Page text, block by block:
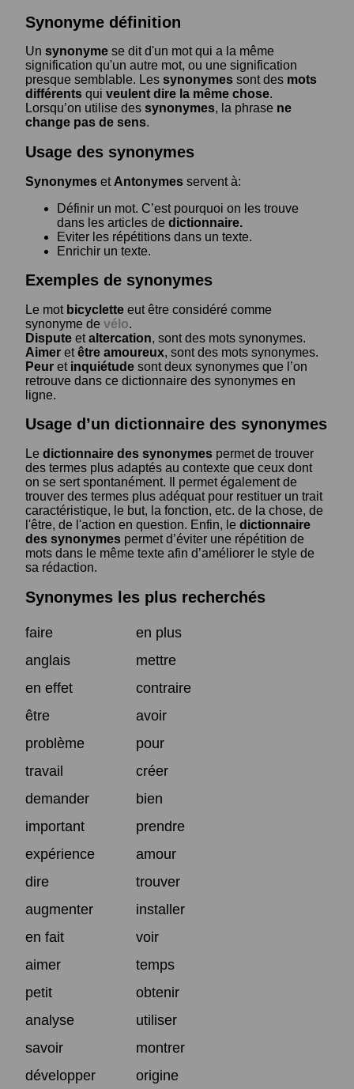
Synonyme définition
Un synonyme se dit d'un mot qui a la même
signification qu'un autre mot, ou une signification
presque semblable. Les synonymes sont des mots
différents qui veulent dire la même chose.
Lorsqu’on utilise des synonymes, la phrase ne
change pas de sens.
Usage des synonymes
Synonymes et Antonymes servent à:
Définir un mot. C’est pourquoi on les trouve
dans les articles de dictionnaire.
Eviter les répétitions dans un texte.
Enrichir un texte.
Exemples de synonymes
Le mot bicyclette eut être considéré comme
synonyme de vélo.
Dispute etaltercation, sont des mots synonymes.
Aimer etêtre amoureux, sont des mots synonymes.
Peur et inquiétude sont deux synonymes que l’on
retrouve dans ce dictionnaire des synonymes en
ligne.
Usage d’un dictionnaire des synonymes
Le dictionnaire des synonymes permet de trouver
des termes plus adaptés au contexte que ceux dont
on se sert spontanément. Il permet également de
trouver des termes plus adéquat pour restituer un trait
caractéristique, le but, la fonction, etc. de la chose, de
l'être, de l'action en question. Enfin, le dictionnaire
des synonymes permet d’éviter une répétition de
mots dans le même texte afin d’améliorer le style de
sa rédaction.
Synonymes les plus recherchés
faire
en plus
anglais
mettre
en effet
contraire
être
avoir
problème
pour
travail
créer
demander
bien
important
prendre
expérience
amour
dire
trouver
augmenter
installer
en fait
voir
aimer
temps
petit
obtenir
analyse
utiliser
savoir
montrer
développer
origine